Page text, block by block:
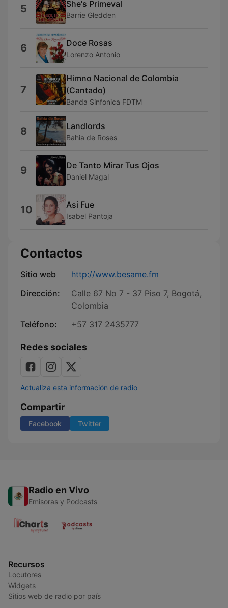
5 She's Primeval
Barrie Gledden
6 Doce Rosas
Lorenzo Antonio
7
Himno Nacional de Colombia
(Cantado)
Banda Sinfonica FDTM
8 Landlords
Bahia de Roses
9 De Tanto Mirar Tus Ojos
Daniel Magal
10 Asi Fue
Isabel Pantoja
Contactos
Sitio web
http://www.besame.fm
Dirección:
Calle 67 No 7 - 37 Piso 7, Bogotá,
Colombia
Teléfono:
+57 317 2435777
Redes sociales
Actualiza esta información de radio
Compartir
Facebook Twitter
Radio en Vivo
Emisoras y Podcasts
Recursos
Locutores
Widgets
Sitios web de radio por país